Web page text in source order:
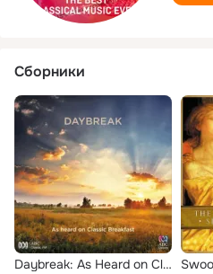
Сборники
Daybreak: As Heard on Classic Breakfast